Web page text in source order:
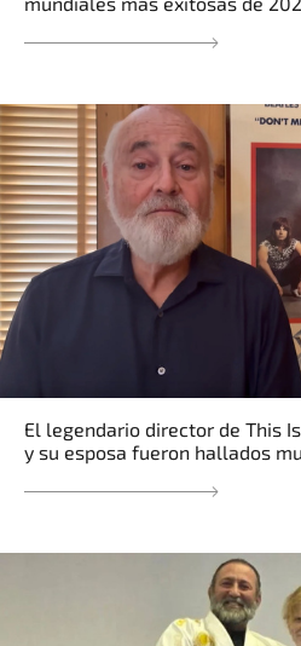
El legendario director de This
y su esposa fueron hallados